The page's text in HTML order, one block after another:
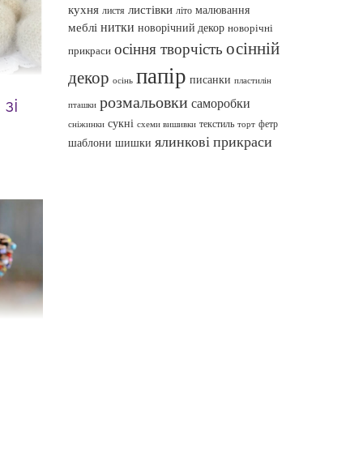
кухня листя листівки літо малювання
меблі нитки новорічний декор новорічні
прикраси осіння творчість осінній
декор осінь папір писанки пластилін
пташки розмальовки саморобки
сніжинки сукні схеми вишивки текстиль торт фетр
шаблони шишки ялинкові прикраси